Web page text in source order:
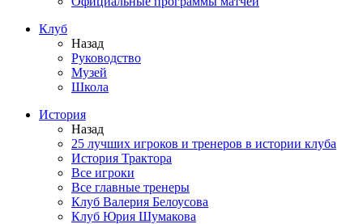
Клуб
Назад
Руководство
Музей
Школа
История
Назад
25 лучших игроков и тренеров в истории клуба
История Трактора
Все игроки
Все главные тренеры
Клуб Валерия Белоусова
Клуб Юрия Шумакова